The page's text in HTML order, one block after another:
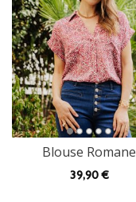
Blouse Romane
39,90 €